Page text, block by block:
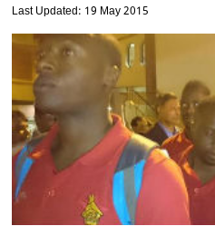
Last Updated: 19 May 2015